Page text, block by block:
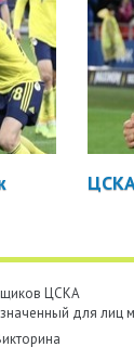
ЦСКА
для лиц